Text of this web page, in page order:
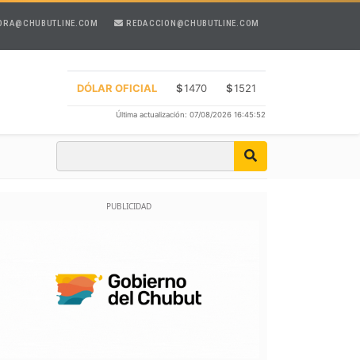
REDACCION@CHUBUTLINE.COM
DÓLAR OFICIAL $1470 $1521
Última actualización: 07/08/2026 16:45:52